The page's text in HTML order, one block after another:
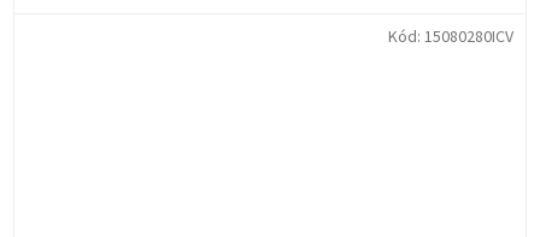
Kód: 15080280ICV